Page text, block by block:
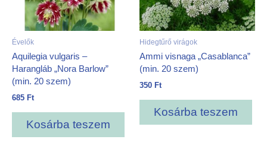
Évelők
Aquilegia vulgaris –
Harangláb „Nora Barlow”
(min. 20 szem)
685 Ft
Kosárba teszem
Hidegtűrő virágok
Ammi visnaga „Casablanca”
(min. 20 szem)
350 Ft
Kosárba teszem